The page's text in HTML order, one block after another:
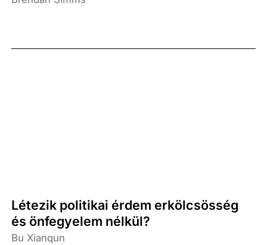
Létezik politikai érdem erkölcsösség
és önfegyelem nélkül?
Bu Xianqun